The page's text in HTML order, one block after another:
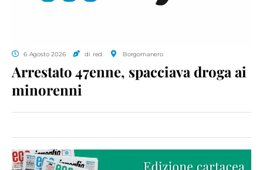
6 Agosto 2026 di red. Borgomanero
Arrestato 47enne, spacciava droga ai
minorenni